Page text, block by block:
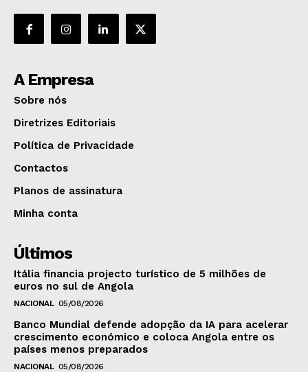
A Empresa
Sobre nós
Diretrizes Editoriais
Política de Privacidade
Contactos
Planos de assinatura
Minha conta
Últimos
Itália financia projecto turístico de 5 milhões de
euros no sul de Angola
NACIONAL 05/08/2026
Banco Mundial defende adopção da IA para acelerar
crescimento económico e coloca Angola entre os
países menos preparados
NACIONAL 05/08/2026